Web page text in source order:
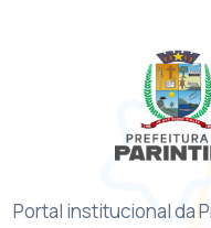
Portal institucional da